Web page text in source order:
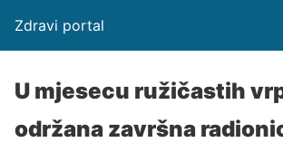
Zdravi portal
U mjesecu ružičastih
održana završna